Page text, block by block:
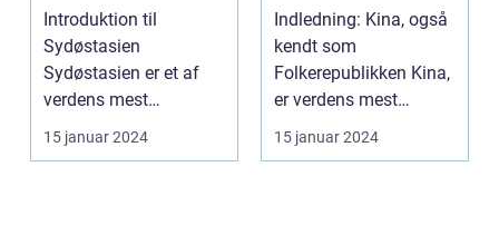
Paradis
Introduktion til
Sydøstasien
Sydøstasien er et af
verdens mest
populære rejsemål, der
tiltrækker eve...
15 januar 2024
Indledning: Kina, også
kendt som
Folkerepublikken Kina,
er verdens mest
folkerige land og er
beligg...
15 januar 2024